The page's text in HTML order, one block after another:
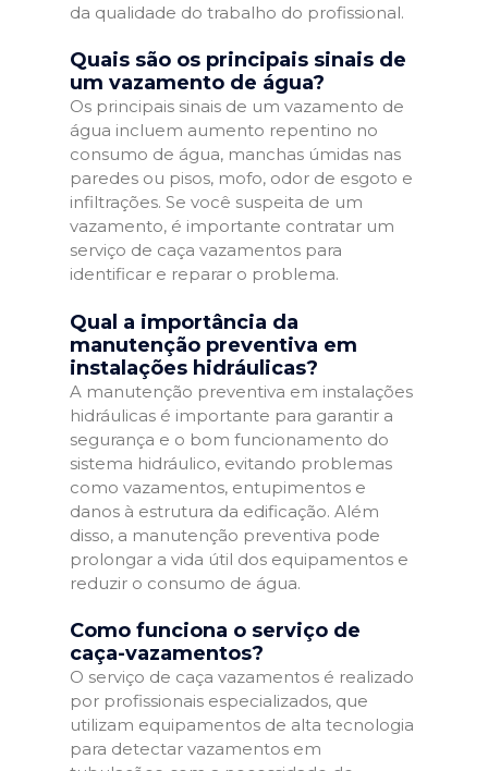
da qualidade do trabalho do profissional.
Quais são os principais sinais de
um vazamento de água?
Os principais sinais de um vazamento de
água incluem aumento repentino no
consumo de água, manchas úmidas nas
paredes ou pisos, mofo, odor de esgoto e
infiltrações. Se você suspeita de um
vazamento, é importante contratar um
serviço de caça vazamentos para
identificar e reparar o problema.
Qual a importância da
manutenção preventiva em
instalações hidráulicas?
A manutenção preventiva em instalações
hidráulicas é importante para garantir a
segurança e o bom funcionamento do
sistema hidráulico, evitando problemas
como vazamentos, entupimentos e
danos à estrutura da edificação. Além
disso, a manutenção preventiva pode
prolongar a vida útil dos equipamentos e
reduzir o consumo de água.
Como funciona o serviço de
caça-vazamentos?
O serviço de caça vazamentos é realizado
por profissionais especializados, que
utilizam equipamentos de alta tecnologia
para detectar vazamentos em